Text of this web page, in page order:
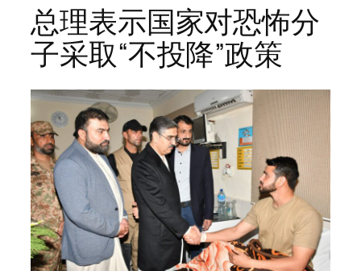
总理表示国家对恐怖分
子采取“不投降”政策